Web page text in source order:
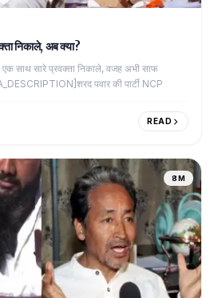
निकाले, अब क्या?
साथ सारे प्रवक्ता निकाले, वजह अभी साफ
[META_DESCRIPTION]शरद पवार की पार्टी NCP
READ
8M